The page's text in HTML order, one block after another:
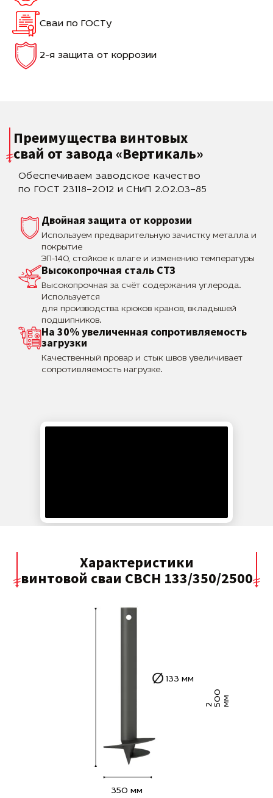
Сваи по ГОСТу
2-я защита от коррозии
Преимущества винтовых
свай от завода «Вертикаль»
Обеспечиваем заводское качество
по ГОСТ 23118–2012 и СНиП 2.02.03–85
Двойная защита от коррозии
Используем предварительную зачистку металла и
покрытие
ЭП-140, стойкое к влаге и изменению температуры
Высокопрочная сталь СТЗ
Высокопрочная за счёт содержания углерода.
Используется
для производства крюков кранов, вкладышей
подшипников.
На 30% увеличенная сопротивляемость
загрузки
Качественный провар и стык швов увеличивает
сопротивляемость нагрузке.
Характеристики
винтовой сваи СВСН 133/350/2500
2 5 0
0
м м
350 мм
133 мм